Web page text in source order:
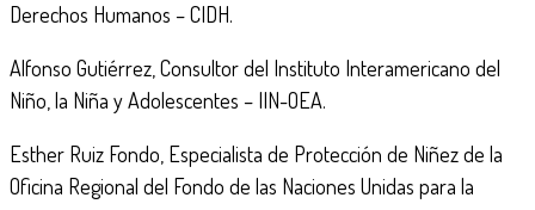
Derechos Humanos – CIDH.
Alfonso Gutiérrez, Consultor del Instituto Interamericano del
Niño, la Niña y Adolescentes – IIN-OEA.
Esther Ruiz Fondo, Especialista de Protección de Niñez de la
Oficina Regional del Fondo de las Naciones Unidas para la